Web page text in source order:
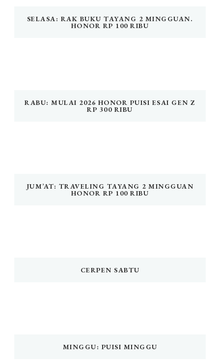
SELASA: RAK BUKU TAYANG 2 MINGGUAN.
HONOR RP 100 RIBU
RABU: MULAI 2026 HONOR PUISI ESAI GEN Z
RP 300 RIBU
JUM’AT: TRAVELING TAYANG 2 MINGGUAN
HONOR RP 100 RIBU
CERPEN SABTU
MINGGU: PUISI MINGGU